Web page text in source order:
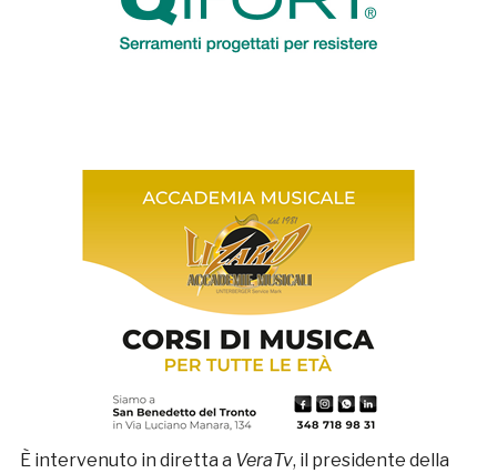
È intervenuto in diretta a VeraTv, il presidente della